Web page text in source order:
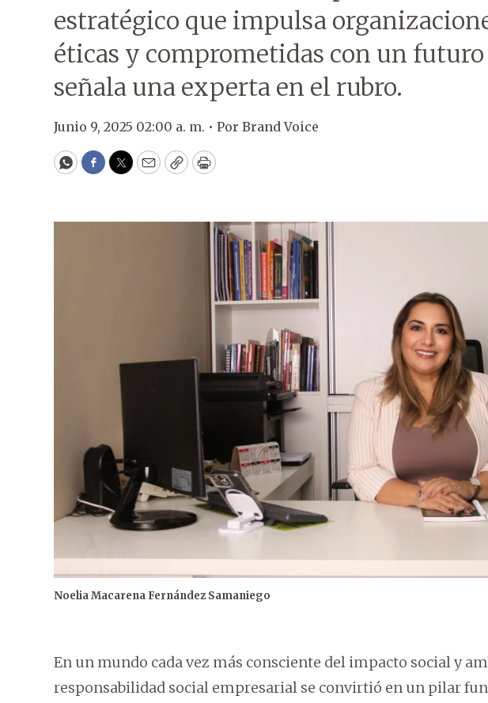
estratégico que impulsa
éticas y comprometidas con un
señala una experta en el rubro.
Junio 9, 2025 02:00 a. m. • Por Brand Voice
WhatsApp
Facebook
Twitter
EmailCopyPrint
Noelia Macarena Fernández Samaniego
En un mundo cada vez más consciente del impacto social y
responsabilidad social empresarial se convirtió en un pilar